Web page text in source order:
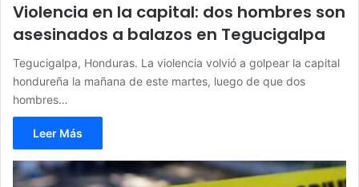
Violencia en la capital: dos hombres son
asesinados a balazos en Tegucigalpa
Tegucigalpa, Honduras. La violencia volvió a golpear la capital
hondureña la mañana de este martes, luego de que dos
hombres…
Leer Más